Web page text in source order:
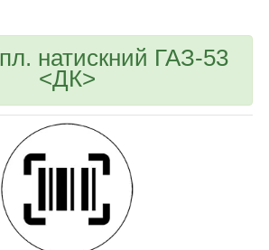
натискний ГАЗ-53
<ДК>